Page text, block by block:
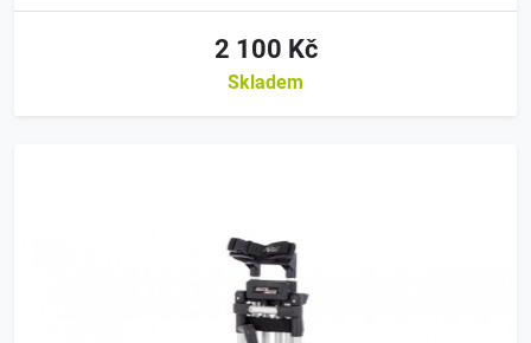
2 100 Kč
Skladem